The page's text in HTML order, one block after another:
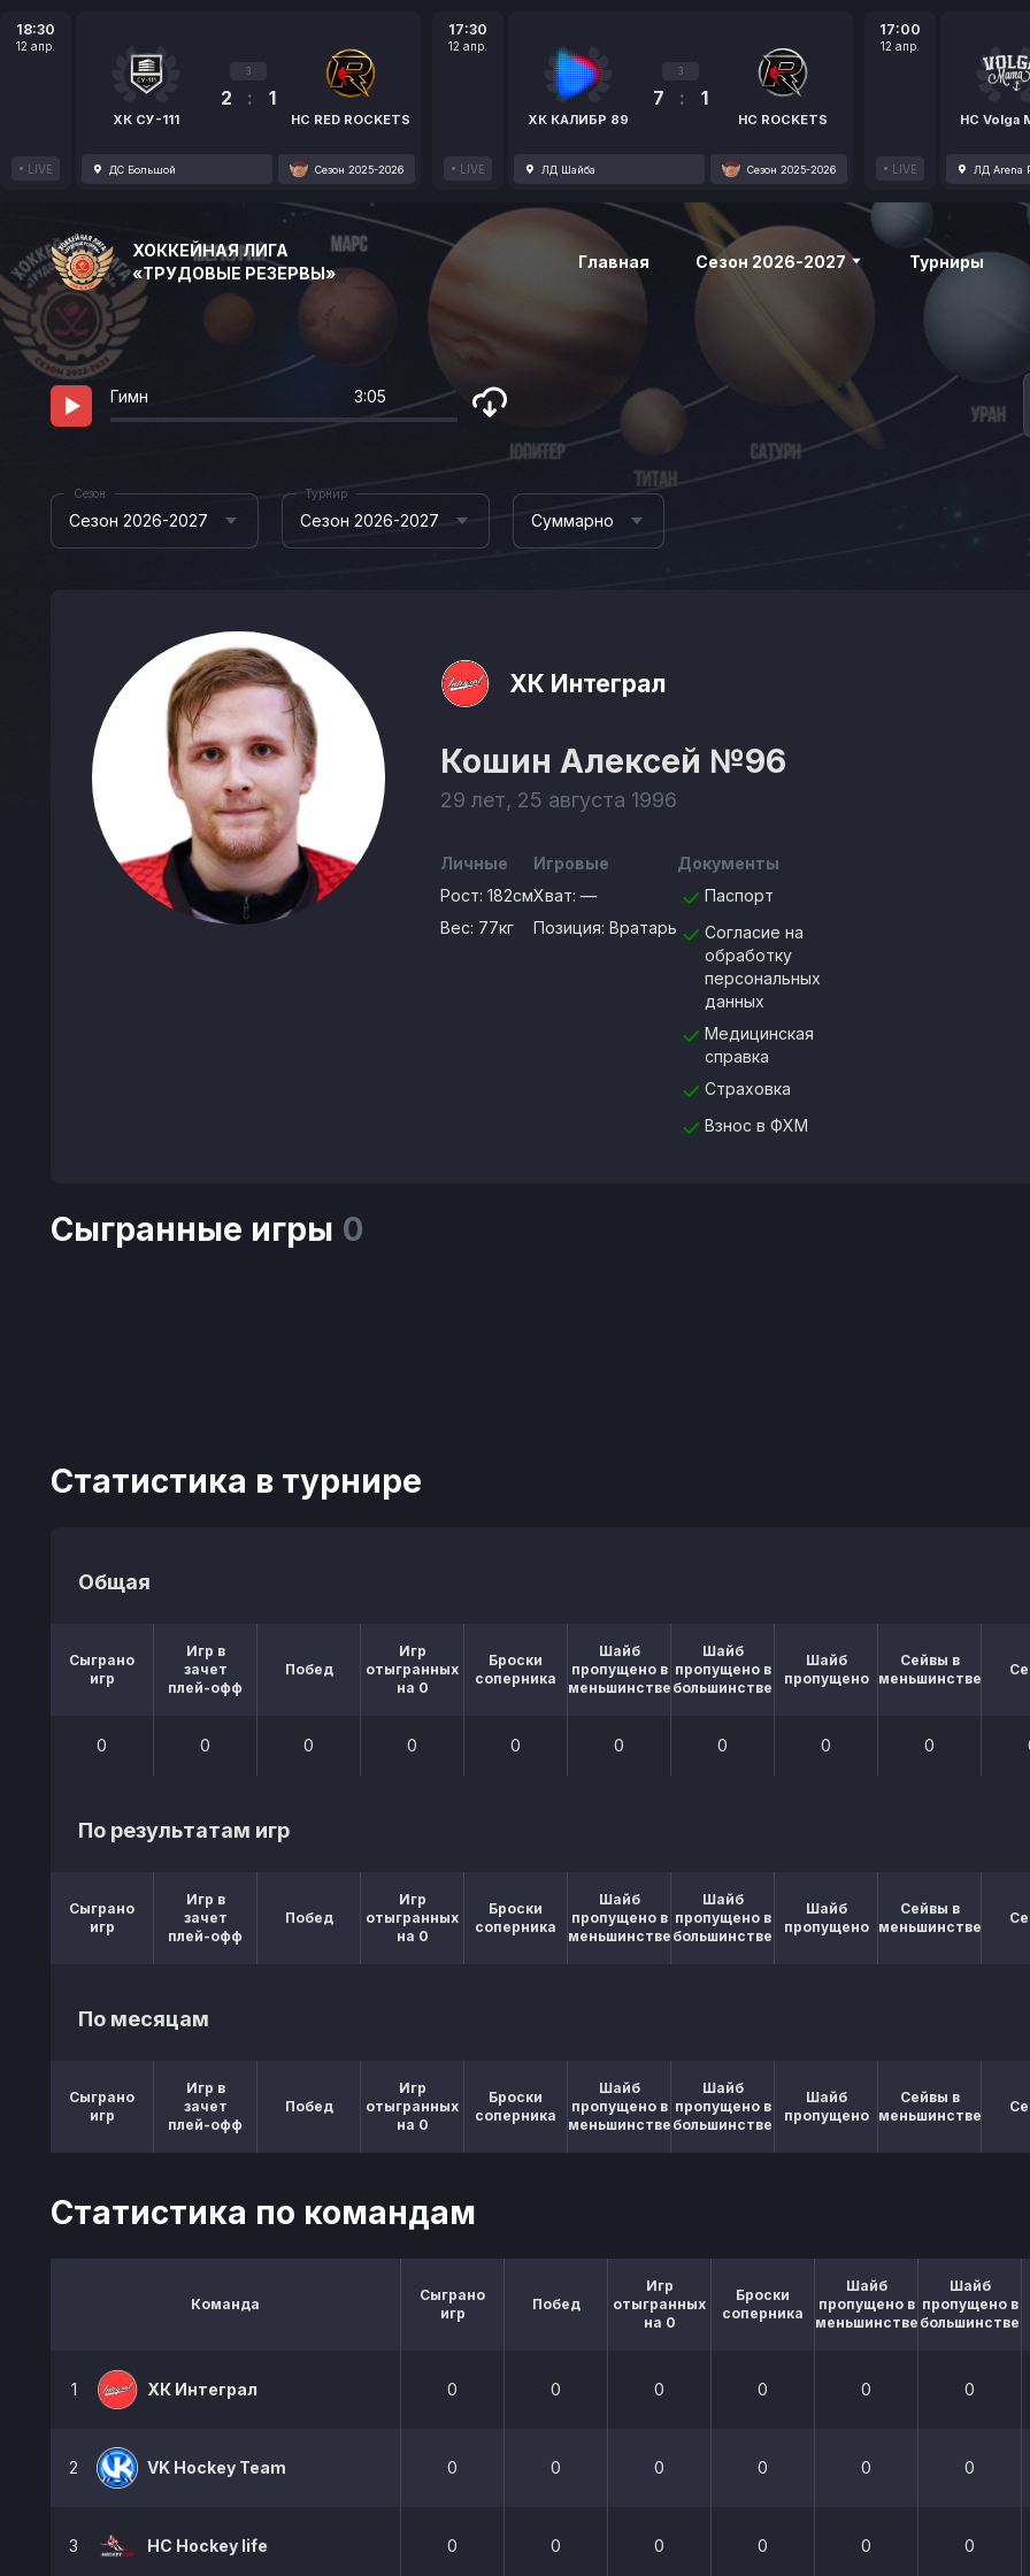
18:30
12 апр.
LIVE
ХК СУ-111
3
2 : 1
HC RED ROCKETS
ДС Большой Сезон 2025-2026
17:30
12 апр.
LIVE
ХК КАЛИБР 89
3
7 : 1
HC ROCKETS
ЛД Шайба Сезон 2025-2026
17:00
12 апр.
LIVE
HC Volga
ЛД Arena
ХОККЕЙНАЯ ЛИГА
«ТРУДОВЫЕ РЕЗЕРВЫ»
Главная Сезон 2026-2027 Турниры
Гимн 3:05
Сезон 2026-2027
Сезон
Сезон 2026-2027
Турнир
Суммарно
ХК Интеграл
Кошин Алексей №96
29 лет, 25 августа 1996
Личные
Рост: 182см
Вес: 77кг
Игровые
Хват: —
Позиция: Вратарь
Документы
Паспорт
Согласие на
обработку
персональных
данных
Медицинская
справка
Страховка
Взнос в ФХМ
Сыгранные игры 0
Статистика в турнире
Общая
Сыграно
игр
Игр в
зачет
плей-офф
Побед
Игр
отыгранных
на 0
Броски
соперника
Шайб
пропущено в
меньшинстве
Шайб
пропущено в
большинстве
Шайб
пропущено
Сейвы в
меньшинстве
0 0 0 0 0 0 0 0 0
По результатам игр
Сыграно
игр
Игр в
зачет
плей-офф
Побед
Игр
отыгранных
на 0
Броски
соперника
Шайб
пропущено в
меньшинстве
Шайб
пропущено в
большинстве
Шайб
пропущено
Сейвы в
меньшинстве
По месяцам
Сыграно
игр
Игр в
зачет
плей-офф
Побед
Игр
отыгранных
на 0
Броски
соперника
Шайб
пропущено в
меньшинстве
Шайб
пропущено в
большинстве
Шайб
пропущено
Сейвы в
меньшинстве
Статистика по командам
Команда
Сыграно
игр
Побед
Игр
отыгранных
на 0
Броски
соперника
Шайб
пропущено в
меньшинстве
Шайб
пропущено в
большинстве
1 ХК Интеграл 0 0 0 0 0 0
2 VK Hockey Team 0 0 0 0 0 0
3 НС Hockey life 0 0 0 0 0 0